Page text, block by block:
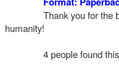
Thank you for the
humanity!
4 people found